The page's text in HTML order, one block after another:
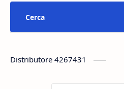
Distributore 4267431